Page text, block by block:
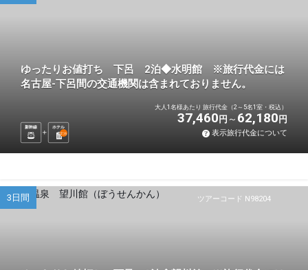
ゆったりお値打ち 下呂 2泊◆水明館 ※旅行代金には
名古屋-下呂間の交通機関は含まれておりません。
新幹線
ホテル
2泊
大人1名様あたり 旅行代金（2～5名1室・税込）
37,460 円 62,180 円
表示旅行代金について
ツアーコード N98204
3日間